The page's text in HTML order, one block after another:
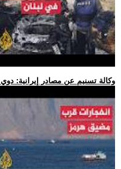
.. وكالة تسنيم عن مصادر إيرانية: